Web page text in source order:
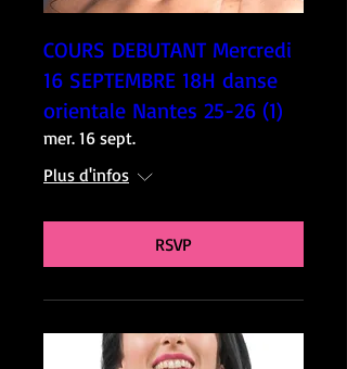
COURS DEBUTANT Mercredi
16 SEPTEMBRE 18H danse
orientale Nantes 25-26 (1)
mer. 16 sept.
Plus d'infos
RSVP